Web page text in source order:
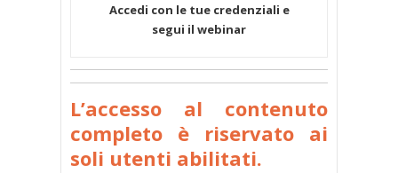
Accedi con le tue credenziali e
segui il webinar
L’accesso al contenuto
completo è riservato ai
soli utenti abilitati.